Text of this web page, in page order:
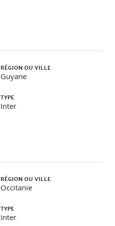
RÉGION OU VILLE
Guyane
TYPE
Inter
RÉGION OU VILLE
Occitanie
TYPE
Inter